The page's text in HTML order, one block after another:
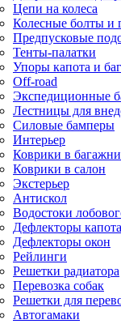
Цепи на колеса
Колесные болты и
Предпусковые
Тенты-палатки
Упоры капота и
Off-road
Экспедиционные
Лестницы для
Силовые бамперы
Интерьер
Коврики в
Коврики в салон
Экстерьер
Антискол
Водостоки
Дефлекторы капота
Дефлекторы окон
Рейлинги
Решетки радиатора
Перевозка собак
Решетки для
Автогамаки